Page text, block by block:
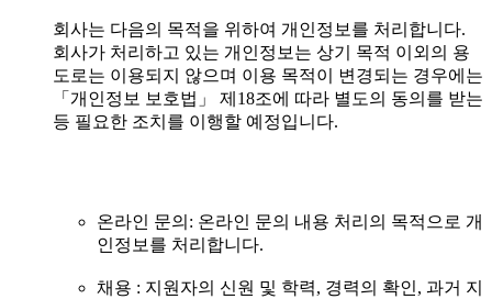
회사는 다음의 목적을 위하여 개인정보를 처리합니다.
회사가 처리하고 있는 개인정보는 상기 목적 이외의 용
도로는 이용되지 않으며 이용 목적이 변경되는 경우에는
「개인정보 보호법」 제18조에 따라 별도의 동의를 받는
등 필요한 조치를 이행할 예정입니다.
온라인 문의: 온라인 문의 내용 처리의 목적으로 개
인정보를 처리합니다.
채용 : 지원자의 신원 및 학력, 경력의 확인, 과거 지